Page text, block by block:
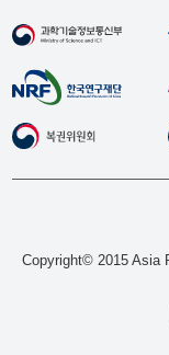
Copyright© 2015 Asia